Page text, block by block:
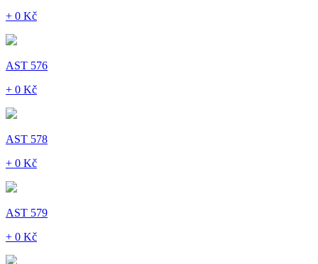
+ 0 Kč
AST 576
+ 0 Kč
AST 578
+ 0 Kč
AST 579
+ 0 Kč